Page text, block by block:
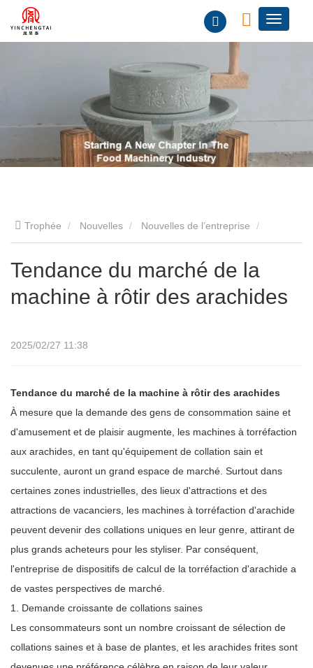
Trophée Nouvelles Nouvelles de l’entreprise
Tendance du marché de la machine à rôtir des arachides
Tendance du marché de la
machine à rôtir des arachides
2025/02/27 11:38
Tendance du marché de la machine à rôtir des arachides
À mesure que la demande des gens de consommation saine et
d'amusement et de plaisir augmente, les machines à torréfaction
aux arachides, en tant qu'équipement de collation sain et
succulente, auront un grand espace de marché. Surtout dans
certaines zones industrielles, des lieux d'attractions et des
attractions de vacanciers, les machines à torréfaction d'arachide
peuvent devenir des collations uniques en leur genre, attirant de
plus grands acheteurs pour les styliser. Par conséquent,
l'entreprise de dispositifs de calcul de la torréfaction d'arachide a
de vastes perspectives de marché.
1. Demande croissante de collations saines
Les consommateurs sont un nombre croissant de sélection de
collations saines et à base de plantes, et les arachides frites sont